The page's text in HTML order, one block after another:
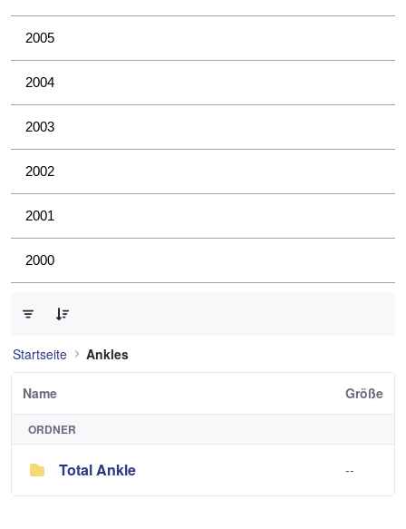
2005
2004
2003
2002
2001
2000
Startseite Ankles
Name Größe
ORDNER
Total Ankle --